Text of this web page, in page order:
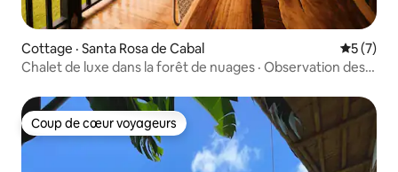
Cottage · Santa Rosa de Cabal Note
5 (7)
Chalet de luxe dans la forêt de nuages · Observation des
Coup de cœur voyageurs
Coup de cœur voyageurs